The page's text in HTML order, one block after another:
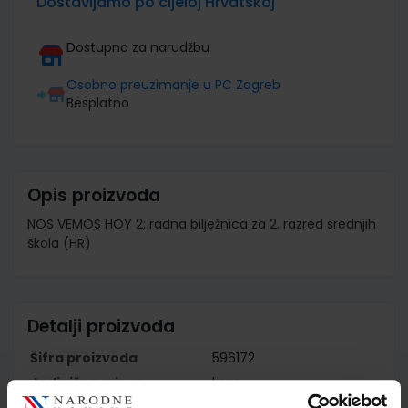
Dostupno za narudžbu
Osobno preuzimanje u PC Zagreb
Besplatno
Opis proizvoda
NOS VEMOS HOY 2; radna bilježnica za 2. razred srednjih
škola (HR)
Detalji proizvoda
Šifra proizvoda
596172
Jedinična mjera
kom